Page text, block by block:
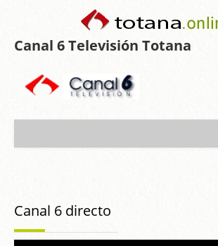
Canal 6 Televisión Totana
Programas emitidos
Canal 6 directo